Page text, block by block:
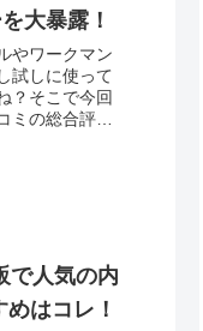
大暴露！
やワークマン
試しに使って
？そこで今回
の総合評価
で人気の内
はコレ！